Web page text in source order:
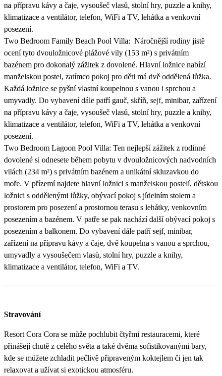
na přípravu kávy a čaje, vysoušeč vlasů, stolní hry, puzzle a knihy,
klimatizace a ventilátor, telefon, WiFi a TV, lehátka a venkovní
posezení.
Two Bedroom Family Beach Pool Villa: Náročnější rodiny jistě
ocení tyto dvouložnicové plážové vily (153 m²) s privátním
bazénem pro dokonalý zážitek z dovolené. Hlavní ložnice nabízí
manželskou postel, zatímco pokoj pro děti má dvě oddělená lůžka.
Každá ložnice se pyšní vlastní koupelnou s vanou i sprchou a
umyvadly. Do vybavení dále patří gauč, skříň, sejf, minibar, zařízení
na přípravu kávy a čaje, vysoušeč vlasů, stolní hry, puzzle a knihy,
klimatizace a ventilátor, telefon, WiFi a TV, lehátka a venkovní
posezení.
Two Bedroom Lagoon Pool Villa: Ten nejlepší zážitek z rodinné
dovolené si odnesete během pobytu v dvouložnicových nadvodních
vilách (234 m²) s privátním bazénem a unikátní skluzavkou do
moře. V přízemí najdete hlavní ložnici s manželskou postelí, dětskou
ložnici s oddělenými lůžky, obývací pokoj s jídelním stolem a
prostorem pro posezení a prostornou terasu s lehátky, venkovním
posezením a bazénem. V patře se pak nachází další obývací pokoj s
posezením a balkonem. Do vybavení dále patří sejf, minibar,
zařízení na přípravu kávy a čaje, dvě koupelna s vanou a sprchou,
umyvadly a vysoušečem vlasů, stolní hry, puzzle a knihy,
klimatizace a ventilátor, telefon, WiFi a TV.
Stravování
Resort Cora Cora se může pochlubit čtyřmi restauracemi, které
přinášejí chutě z celého světa a také dvěma sofistikovanými bary,
kde se můžete zchladit pečlivě připraveným koktejlem či jen tak
relaxovat a užívat si exotickou atmosféru.